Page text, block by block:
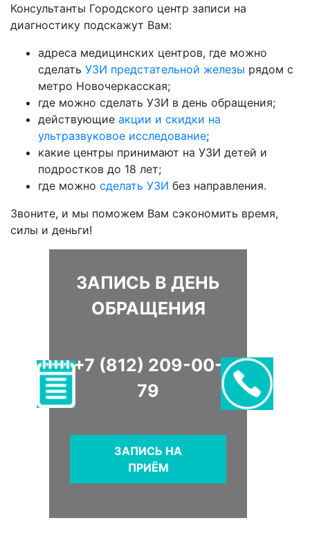
Консультанты Городского центр записи на
диагностику подскажут Вам:
адреса медицинских центров, где можно
сделать УЗИ предстательной железы рядом с
метро Новочеркасская;
где можно сделать УЗИ в день обращения;
действующие акции и скидки на
ультразвуковое исследование;
какие центры принимают на УЗИ детей и
подростков до 18 лет;
где можно сделать УЗИ без направления.
Звоните, и мы поможем Вам сэкономить время,
силы и деньги!
ЗАПИСЬ В ДЕНЬ
ОБРАЩЕНИЯ
+7 (812) 209-00-
79
ЗАПИСЬ НА
ПРИЁМ